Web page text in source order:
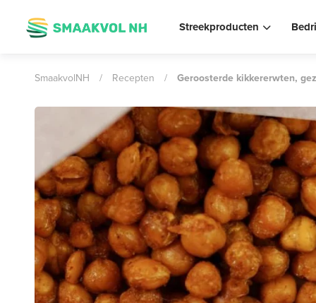
Streekproducten
SmaakvolNH / Recepten / Geroosterde kikkererwten,